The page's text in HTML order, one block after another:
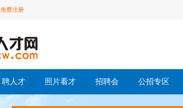
免费注册
聘人才 照片看才 招聘会 公招专区